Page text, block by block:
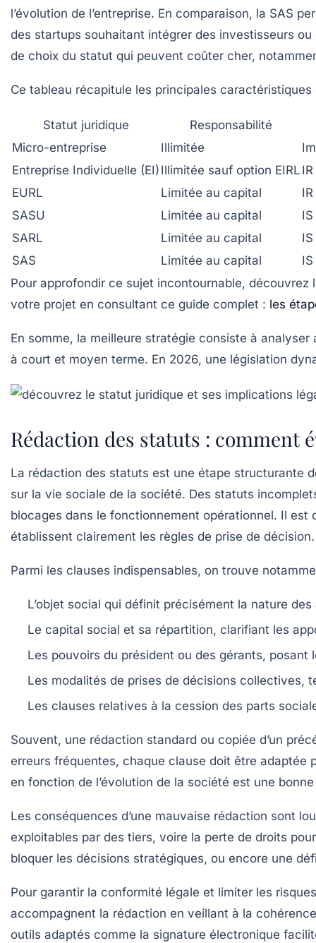
l’évolution de l’entreprise. En comparaison, la SAS
des startups souhaitant intégrer des investisseurs
de choix du statut qui peuvent coûter cher,
Ce tableau récapitule les principales
Statut juridique
Responsabilité
Micro-entreprise
Illimitée
Entreprise Individuelle (EI) Illimitée sauf option EIRL
EURL
Limitée au capital
SASU
Limitée au capital
SARL
Limitée au capital
SAS
Limitée au capital
Pour approfondir ce sujet incontournable, découvrez
votre projet en consultant ce guide complet : les
En somme, la meilleure stratégie consiste à
à court et moyen terme. En 2026, une législation
Rédaction des statuts : comment
La rédaction des statuts est une étape structurante
sur la vie sociale de la société. Des statuts
blocages dans le fonctionnement opérationnel. Il
établissent clairement les règles de prise de décision.
Parmi les clauses indispensables, on trouve
L’objet social qui définit précisément la nature
Le capital social et sa répartition, clarifiant les
Les pouvoirs du président ou des gérants, posant
Les modalités de prises de décisions collectives,
Les clauses relatives à la cession des parts
Souvent, une rédaction standard ou copiée d’un
erreurs fréquentes, chaque clause doit être adaptée
en fonction de l’évolution de la société est une
Les conséquences d’une mauvaise rédaction sont
exploitables par des tiers, voire la perte de droits
bloquer les décisions stratégiques, ou encore une
Pour garantir la conformité légale et limiter les
accompagnent la rédaction en veillant à la
outils adaptés comme la signature électronique